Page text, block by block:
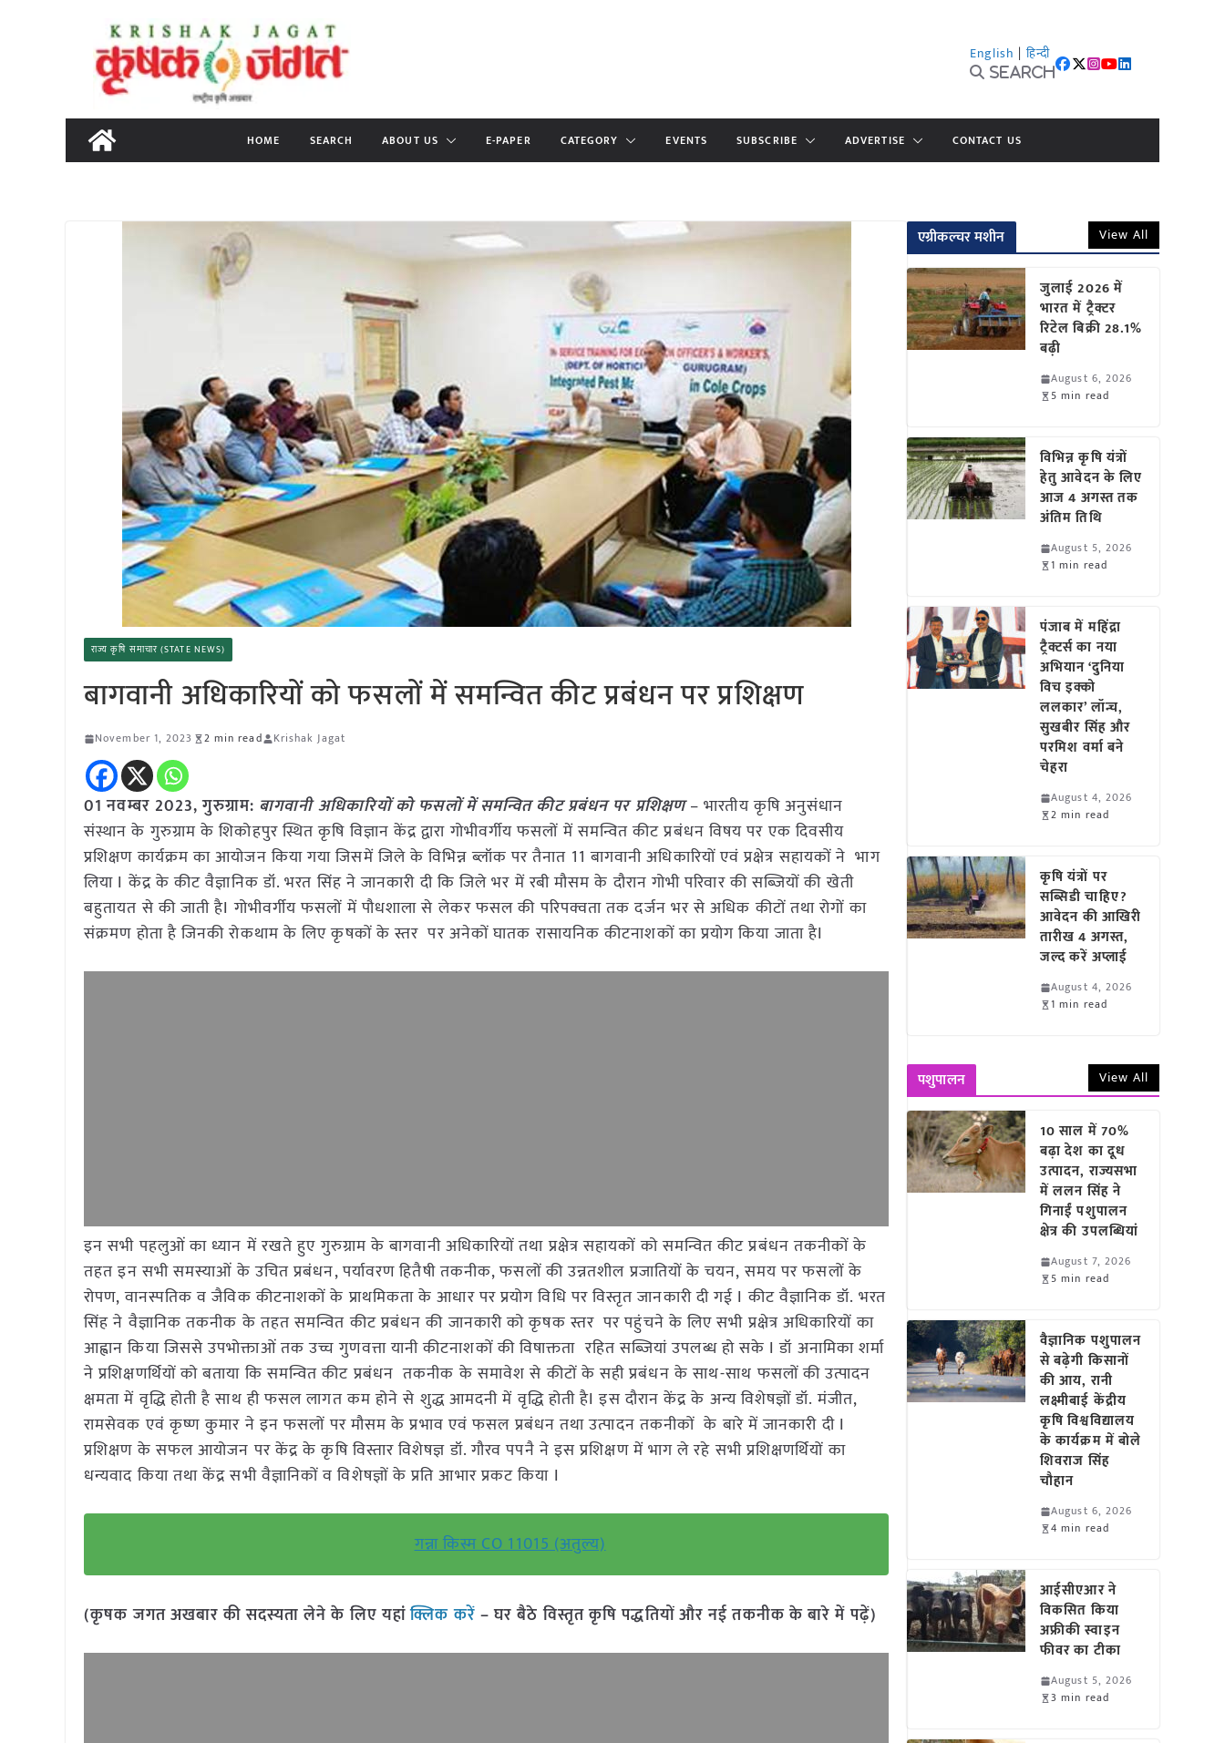
content
English | हिन्दी
Search
HOME SEARCH ABOUT US E-PAPER CATEGORY EVENTS SUBSCRIBE ADVERTISE CONTACT US
राज्य कृषि समाचार (STATE NEWS)
बागवानी अधिकारियों को फसलों में समन्वित कीट प्रबंधन पर प्रशिक्षण
November 1, 2023 2 min read Krishak Jagat
01 नवम्बर 2023, गुरुग्राम: बागवानी अधिकारियों को फसलों में समन्वित कीट प्रबंधन पर प्रशिक्षण– भारतीय कृषि अनुसंधान
संस्थान के गुरुग्राम के शिकोहपुर स्थित कृषि विज्ञान केंद्र द्वारा गोभीवर्गीय फसलों में समन्वित कीट प्रबंधन विषय पर एक दिवसीय
प्रशिक्षण कार्यक्रम का आयोजन किया गया जिसमें जिले के विभिन्न ब्लॉक पर तैनात 11 बागवानी अधिकारियों एवं प्रक्षेत्र सहायकों ने भाग
लिया I केंद्र के कीट वैज्ञानिक डॉ. भरत सिंह ने जानकारी दी कि जिले भर में रबी मौसम के दौरान गोभी परिवार की सब्जियों की खेती
बहुतायत से की जाती हैI गोभीवर्गीय फसलों में पौधशाला से लेकर फसल की परिपक्वता तक दर्जन भर से अधिक कीटों तथा रोगों का
संक्रमण होता है जिनकी रोकथाम के लिए कृषकों के स्तर पर अनेकों घातक रासायनिक कीटनाशकों का प्रयोग किया जाता हैI
इन सभी पहलुओं का ध्यान में रखते हुए गुरुग्राम के बागवानी अधिकारियों तथा प्रक्षेत्र सहायकों को समन्वित कीट प्रबंधन तकनीकों के
तहत इन सभी समस्याओं के उचित प्रबंधन, पर्यावरण हितैषी तकनीक, फसलों की उन्नतशील प्रजातियों के चयन, समय पर फसलों के
रोपण, वानस्पतिक व जैविक कीटनाशकों के प्राथमिकता के आधार पर प्रयोग विधि पर विस्तृत जानकारी दी गई I कीट वैज्ञानिक डॉ. भरत
सिंह ने वैज्ञानिक तकनीक के तहत समन्वित कीट प्रबंधन की जानकारी को कृषक स्तर पर पहुंचने के लिए सभी प्रक्षेत्र अधिकारियों का
आह्वान किया जिससे उपभोक्ताओं तक उच्च गुणवत्ता यानी कीटनाशकों की विषाक्तता रहित सब्जियां उपलब्ध हो सके I डॉ अनामिका शर्मा
ने प्रशिक्षणर्थियों को बताया कि समन्वित कीट प्रबंधन तकनीक के समावेश से कीटों के सही प्रबंधन के साथ-साथ फसलों की उत्पादन
क्षमता में वृद्धि होती है साथ ही फसल लागत कम होने से शुद्ध आमदनी में वृद्धि होती हैI इस दौरान केंद्र के अन्य विशेषज्ञों डॉ. मंजीत,
रामसेवक एवं कृष्ण कुमार ने इन फसलों पर मौसम के प्रभाव एवं फसल प्रबंधन तथा उत्पादन तकनीकों के बारे में जानकारी दी I
प्रशिक्षण के सफल आयोजन पर केंद्र के कृषि विस्तार विशेषज्ञ डॉ. गौरव पपनै ने इस प्रशिक्षण में भाग ले रहे सभी प्रशिक्षणर्थियों का
धन्यवाद किया तथा केंद्र सभी वैज्ञानिकों व विशेषज्ञों के प्रति आभार प्रकट किया I
गन्ना किस्म CO 11015 (अतुल्य)
(कृषक जगत अखबार की सदस्यता लेने के लिए यहांक्लिक करें – घर बैठे विस्तृत कृषि पद्धतियों और नई तकनीक के बारे में पढ़ें)
एग्रीकल्चर मशीन View All
जुलाई 2026 में
भारत में ट्रैक्टर
रिटेल बिक्री 28.1%
बढ़ी
August 6, 2026
5 min read
विभिन्न कृषि यंत्रों
हेतु आवेदन के लिए
आज 4 अगस्त तक
अंतिम तिथि
August 5, 2026
1 min read
पंजाब में महिंद्रा
ट्रैक्टर्स का नया
अभियान ‘दुनिया
विच इक्को
ललकार’ लॉन्च,
सुखबीर सिंह और
परमिश वर्मा बने
चेहरा
August 4, 2026
2 min read
कृषि यंत्रों पर
सब्सिडी चाहिए?
आवेदन की आखिरी
तारीख 4 अगस्त,
जल्द करें अप्लाई
August 4, 2026
1 min read
पशुपालन View All
10 साल में 70%
बढ़ा देश का दूध
उत्पादन, राज्यसभा
में ललन सिंह ने
गिनाईं पशुपालन
क्षेत्र की उपलब्धियां
August 7, 2026
5 min read
वैज्ञानिक पशुपालन
से बढ़ेगी किसानों
की आय, रानी
लक्ष्मीबाई केंद्रीय
कृषि विश्वविद्यालय
के कार्यक्रम में बोले
शिवराज सिंह
चौहान
August 6, 2026
4 min read
आईसीएआर ने
विकसित किया
अफ्रीकी स्वाइन
फीवर का टीका
August 5, 2026
3 min read